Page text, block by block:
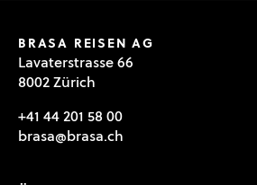
BRASA REISEN AG
Lavaterstrasse 66
8002 Zürich
+41 44 201 58 00
brasa@brasa.ch